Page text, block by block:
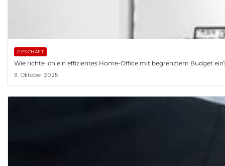
GESCHÄFT
Wie richte ich ein effizientes Home-Office mit begrenztem Budget
8. Oktober 2025